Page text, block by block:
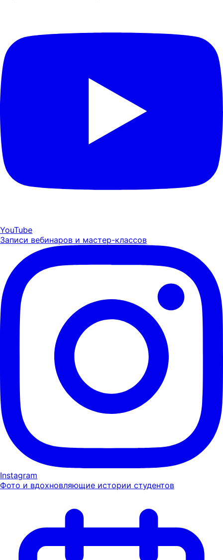
YouTube
Записи вебинаров и мастер-классов
Instagram
Фото и вдохновляющие истории студентов